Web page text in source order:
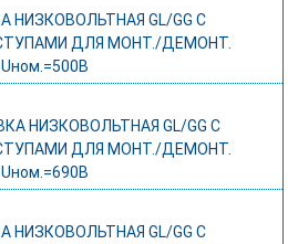
НИЗКОВОЛЬТНАЯ GL/GG С
ДЛЯ МОНТ./ДЕМОНТ.
НИЗКОВОЛЬТНАЯ GL/GG С
ДЛЯ МОНТ./ДЕМОНТ.
НИЗКОВОЛЬТНАЯ GL/GG С